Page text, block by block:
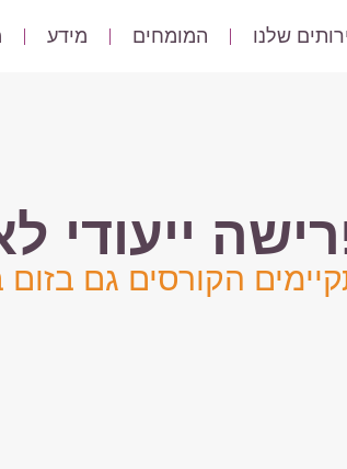
שלנו המומחים מידע
ייעודי
הקורסים גם